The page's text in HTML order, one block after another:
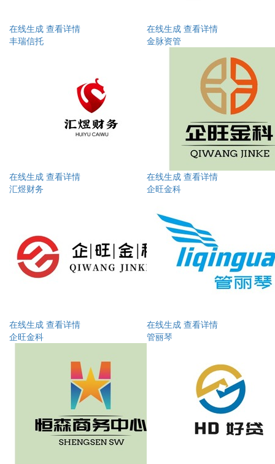
在线生成 查看详情
丰瑞信托
在线生成 查看详情
金脉资管
在线生成 查看详情
汇煜财务
在线生成 查看详情
企旺金科
在线生成 查看详情
企旺金科
在线生成 查看详情
管丽琴